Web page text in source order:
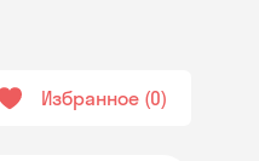
Избранное 0